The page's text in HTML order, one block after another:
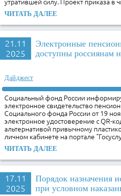
утратившей силу. Проект приказа в
ЧИТАТЬ ДАЛЕЕ
21.11
2025
Электронные
доступны россиянам
Дайджест
Социальный фонд России
электронное свидетельство
Социального фонда России от 19
электронное удостоверение с QR-
альтернативой привычному
личном кабинете на портале
ЧИТАТЬ ДАЛЕЕ
17.11
2025
Порядок назначения
при условном